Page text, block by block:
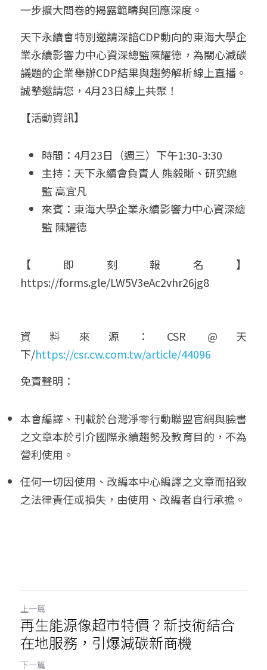
一步擴大問卷的揭露範疇與回應深度。
天下永續會特別邀請深諳CDP動向的東海大學企
業永續影響力中心資深總監陳耀德，為關心減碳
議題的企業舉辦CDP結果與趨勢解析線上直播。
誠摯邀請您，4月23日線上共聚！
【活動資訊】
時間：4月23日（週三）下午1:30-3:30
主持：天下永續會負責人 熊毅晰、研究總
監 高宜凡
來賓：東海大學企業永續影響力中心資深總
監 陳耀德
【即刻報名】
https://forms.gle/LW5V3eAc2vhr26jg8
資料來源：CSR @天
下/https://csr.cw.com.tw/article/44096
免責聲明：
本會編譯、刊載於台灣淨零行動聯盟官網與臉書
之文章本於引介國際永續趨勢及教育目的，不為
營利使用。
任何一切因使用、改編本中心編譯之文章而招致
之法律責任或損失，由使用、改編者自行承擔。
上一篇
再生能源像超市特價？新技術結合
在地服務，引爆減碳新商機
下一篇